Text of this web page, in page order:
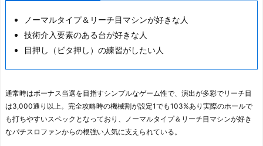
ノーマルタイプ＆リーチ目マシンが好きな人
技術介入要素のある台が好きな人
目押し（ビタ押し）の練習がしたい人
通常時はボーナス当選を目指すシンプルなゲーム性で、演出が多彩でリーチ目
は3,000通り以上。完全攻略時の機械割が設定1でも103%あり実際のホールで
も打ちやすいスペックとなっており、ノーマルタイプ＆リーチ目マシンが好き
なパチスロファンからの根強い人気に支えられている。